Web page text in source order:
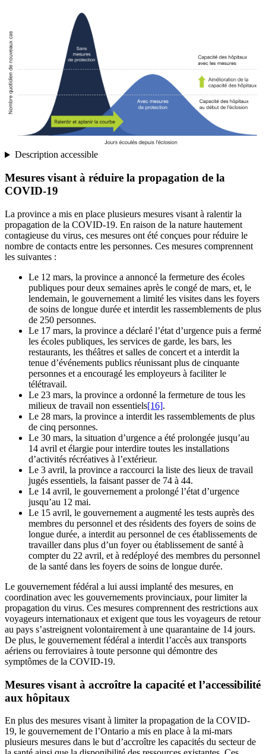
Description accessible
Mesures visant à réduire la propagation de la
COVID-19
La province a mis en place plusieurs mesures visant à ralentir la
propagation de la COVID-19. En raison de la nature hautement
contagieuse du virus, ces mesures ont été conçues pour réduire le
nombre de contacts entre les personnes. Ces mesures comprennent
les suivantes :
Le 12 mars, la province a annoncé la fermeture des écoles
publiques pour deux semaines après le congé de mars, et, le
lendemain, le gouvernement a limité les visites dans les foyers
de soins de longue durée et interdit les rassemblements de plus
de 250 personnes.
Le 17 mars, la province a déclaré l’état d’urgence puis a fermé
les écoles publiques, les services de garde, les bars, les
restaurants, les théâtres et salles de concert et a interdit la
tenue d’événements publics réunissant plus de cinquante
personnes et a encouragé les employeurs à faciliter le
télétravail.
Le 23 mars, la province a ordonné la fermeture de tous les
milieux de travail non essentiels[16].
Le 28 mars, la province a interdit les rassemblements de plus
de cinq personnes.
Le 30 mars, la situation d’urgence a été prolongée jusqu’au
14 avril et élargie pour interdire toutes les installations
d’activités récréatives à l’extérieur.
Le 3 avril, la province a raccourci la liste des lieux de travail
jugés essentiels, la faisant passer de 74 à 44.
Le 14 avril, le gouvernement a prolongé l’état d’urgence
jusqu’au 12 mai.
Le 15 avril, le gouvernement a augmenté les tests auprès des
membres du personnel et des résidents des foyers de soins de
longue durée, a interdit au personnel de ces établissements de
travailler dans plus d’un foyer ou établissement de santé à
compter du 22 avril, et à redéployé des membres du personnel
de la santé dans les foyers de soins de longue durée.
Le gouvernement fédéral a lui aussi implanté des mesures, en
coordination avec les gouvernements provinciaux, pour limiter la
propagation du virus. Ces mesures comprennent des restrictions aux
voyageurs internationaux et exigent que tous les voyageurs de retour
au pays s’astreignent volontairement à une quarantaine de 14 jours.
De plus, le gouvernement fédéral a interdit l’accès aux transports
aériens ou ferroviaires à toute personne qui démontre des
symptômes de la COVID-19.
Mesures visant à accroître la capacité et l’accessibilité
aux hôpitaux
En plus des mesures visant à limiter la propagation de la COVID-
19, le gouvernement de l’Ontario a mis en place à la mi-mars
plusieurs mesures dans le but d’accroître les capacités du secteur de